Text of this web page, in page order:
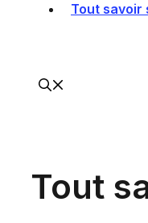
Tout savoir
Tout